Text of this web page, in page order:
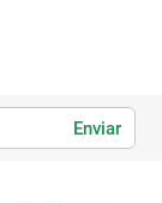
Enviar